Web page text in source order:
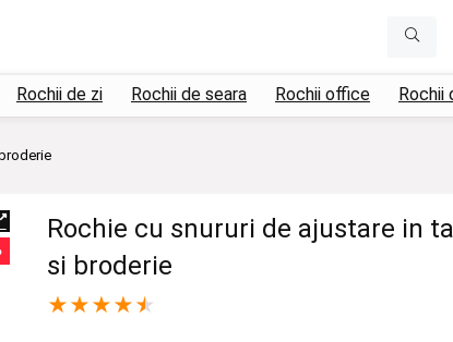
Rochii de zi Rochii de seara Rochii office Rochii
Rochie cu snururi de ajustare in
si broderie
★★★★★